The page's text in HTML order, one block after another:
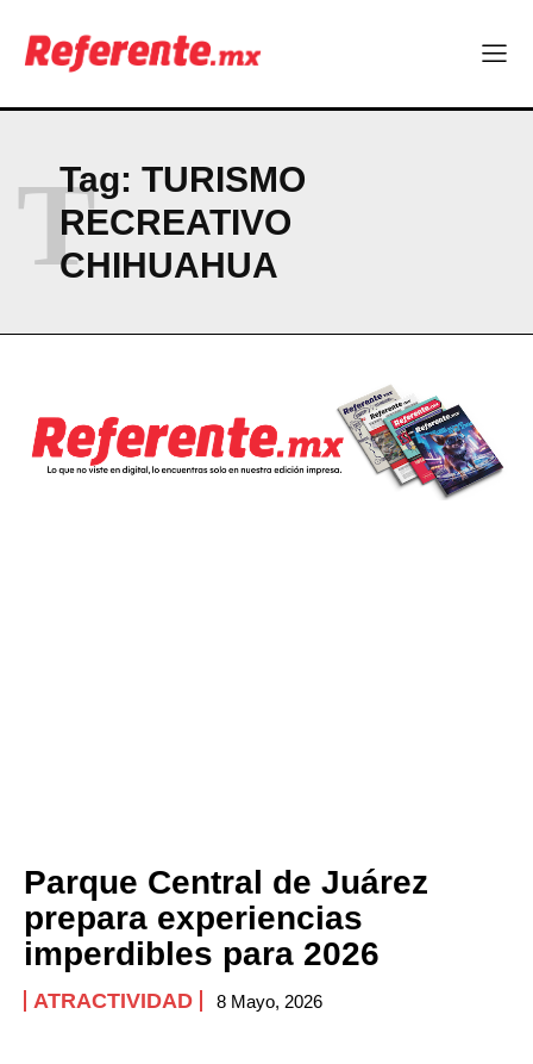
ABOUT
CONTACT
PRIVACY POLICY
NEWSLETTER
Tag: TURISMO
RECREATIVO
CHIHUAHUA
T
Parque Central de Juárez
prepara experiencias
imperdibles para 2026
ATRACTIVIDAD 8 Mayo, 2026